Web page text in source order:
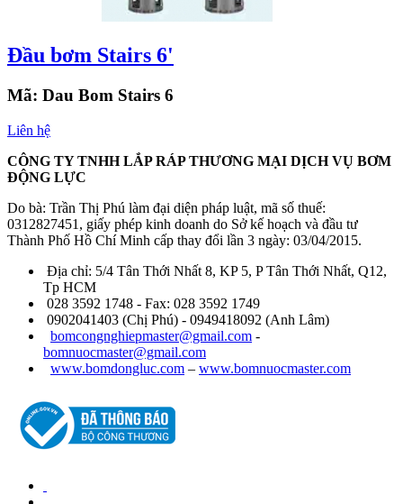
Đầu bơm Stairs 6'
Mã: Dau Bom Stairs 6
Liên hệ
CÔNG TY TNHH LẮP RÁP THƯƠNG MẠI DỊCH VỤ BƠM
ĐỘNG LỰC
Do bà: Trần Thị Phú làm đại diện pháp luật, mã số thuế:
0312827451, giấy phép kinh doanh do Sở kế hoạch và đầu tư
Thành Phố Hồ Chí Minh cấp thay đổi lần 3 ngày: 03/04/2015.
Địa chỉ: 5/4 Tân Thới Nhất 8, KP 5, P Tân Thới Nhất, Q12,
Tp HCM
028 3592 1748 - Fax: 028 3592 1749
0902041403 (Chị Phú) - 0949418092 (Anh Lâm)
bomcongnghiepmaster@gmail.com -
bomnuocmaster@gmail.com
www.bomdongluc.com – www.bomnuocmaster.com